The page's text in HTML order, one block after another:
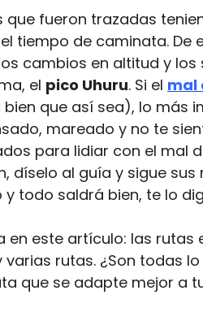
que fueron trazadas
tiempo de caminata. De
cambios en altitud y los
el pico Uhuru. Si el mal
que así sea), lo más
mareado y no te
para lidiar con el mal
díselo al guía y sigue
todo saldrá bien, te lo
este artículo: las rutas
rutas. ¿Son todas lo
que se adapte mejor a